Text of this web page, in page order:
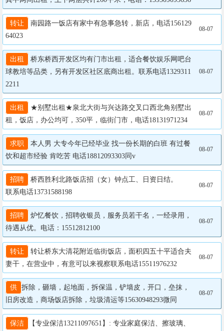
转让
南园路一饭店有家中有急事急转，新店，电话156129
64023
08-07
出租
桥东桥西开发区均有门市出租，适合餐饮娱乐网吧台
球教培等品类，另有开发区社区底商出租。联系电话1329311
2211
08-07
出租
★别墅出租★泉北大街与兴达路交叉口西北角别墅出
租，饭店，办公均可，350平，临街门市，电话18131971234
08-07
求职
本人男 大专今年已经毕业 找一份长期的白班 有过餐
饮和超市经验 肯吃苦 电话18812093303同v
08-07
招聘
桥西胜利北路饭店招（女）钟点工、日资日结。
联系电话13731588198
08-07
招聘
炉忆餐饮，招聘收银员，服务员若干名，一经录用，
待遇从优。电话：15512812100
08-07
转让
转让桥东大清花附近临街饭店，面积四五十平适合夫
妻干，在营业中，有意可以来视察联系电话15511976232
08-07
供 拆除，砸墙，起地面，拆保温，铲墙皮，开口，垒抹，
旧房改造，商场饭店拆除，垃圾清运等15630948293微同
08-07
保洁
【专业保洁13211097651】: 专业家庭保洁、擦玻璃、